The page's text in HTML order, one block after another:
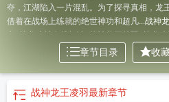
夺，江湖陷入一片混乱。为了探寻真相，龙
借着在战场上练就的绝世神功和超凡...战神
战神龙王免费战神龙王免费阅读无弹窗
战龙凌神等级划分 凌龙战神
神龙王凌羽是谁
章节目录 收
战神龙王凌羽最新章节